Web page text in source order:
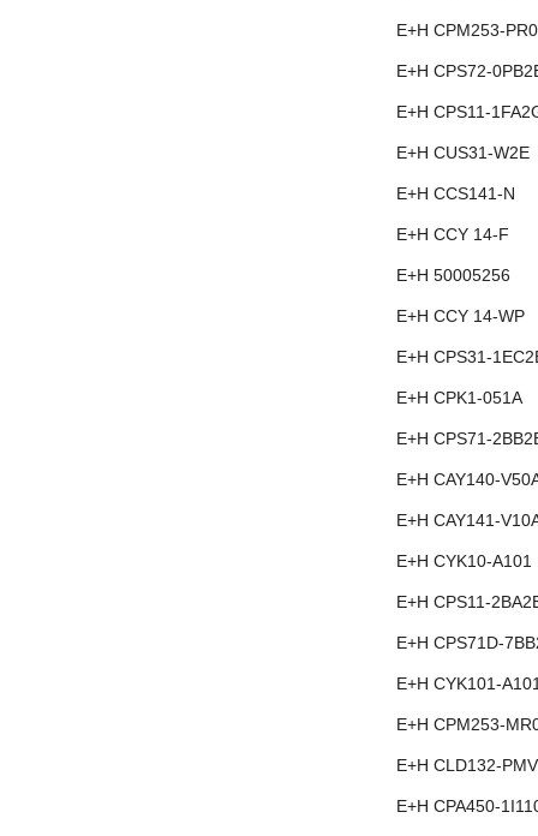
E+H CPM253-
E+H CPS72-
E+H CPS11-
E+H CUS31-W2E
E+H CCS141-N
E+H CCY 14-F
E+H 50005256
E+H CCY 14-WP
E+H CPS31-
E+H CPK1-051A
E+H CPS71-
E+H CAY140-
E+H CAY141-
E+H CYK10-A101
E+H CPS11-
E+H CPS71D-
E+H CYK101-
E+H CPM253-
E+H CLD132-
E+H CPA450-